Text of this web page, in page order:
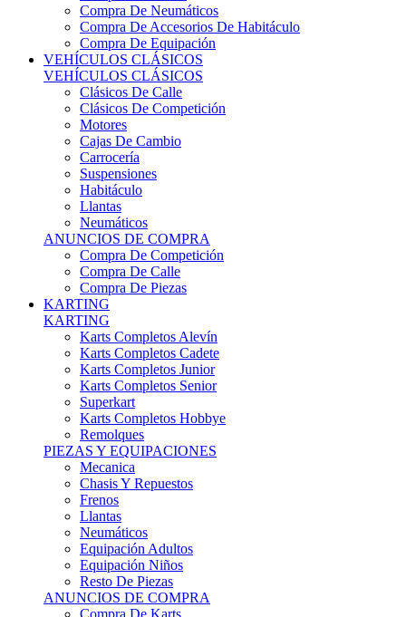
Compra De Accesorios De Habitáculo
Compra De Equipación
VEHÍCULOS CLÁSICOS
VEHÍCULOS CLÁSICOS
Clásicos De Calle
Clásicos De Competición
Motores
Cajas De Cambio
Carrocería
Suspensiones
Habitáculo
Llantas
Neumáticos
ANUNCIOS DE COMPRA
Compra De Competición
Compra De Calle
Compra De Piezas
KARTING
KARTING
Karts Completos Alevín
Karts Completos Cadete
Karts Completos Junior
Karts Completos Senior
Superkart
Karts Completos Hobbye
Remolques
PIEZAS Y EQUIPACIONES
Mecanica
Chasis Y Repuestos
Frenos
Llantas
Neumáticos
Equipación Adultos
Equipación Niños
Resto De Piezas
ANUNCIOS DE COMPRA
Compra De Karts
Compra De Piezas